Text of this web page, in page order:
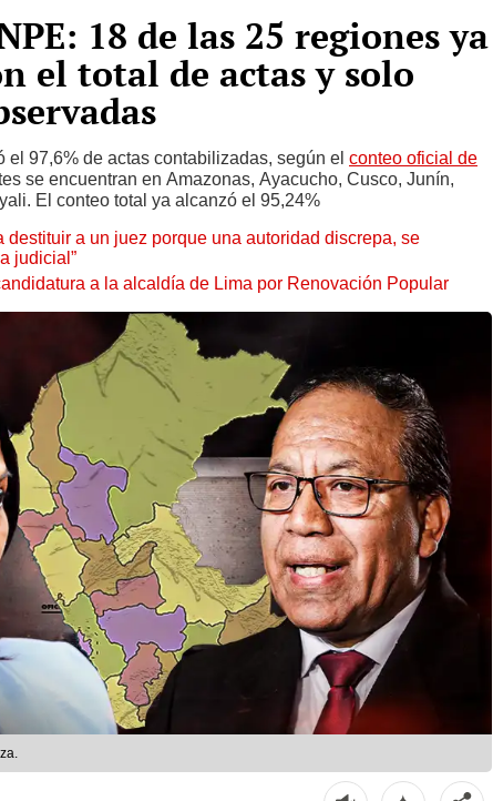
18 de las 25 regiones ya
el total de actas y solo
el 97,6% de actas contabilizadas, según el conteo oficial de
se encuentran en Amazonas, Ayacucho, Cusco, Junín,
El conteo total ya alcanzó el 95,24%
destituir a un juez porque una autoridad discrepa, se
judicial”
a la alcaldía de Lima por Renovación Popular